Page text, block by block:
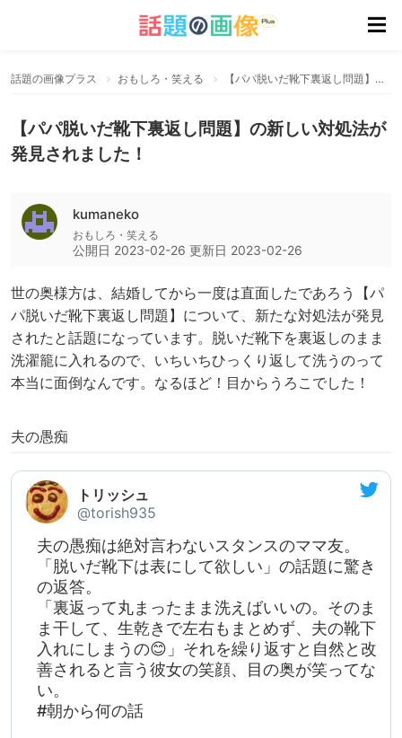
話題の画像プラス おもしろ・笑える 【パパ脱いだ靴下裏返し問題】の新しい対処法が発見されました！
【パパ脱いだ靴下裏返し問題】の新しい対処法が
発見されました！
kumaneko
おもしろ・笑える
公開日 2023-02-26 更新日 2023-02-26
世の奥様方は、結婚してから一度は直面したであろう【パ
パ脱いだ靴下裏返し問題】について、新たな対処法が発見
されたと話題になっています。脱いだ靴下を裏返しのまま
洗濯籠に入れるので、いちいちひっくり返して洗うのって
本当に面倒なんです。なるほど！目からうろこでした！
夫の愚痴
トリッシュ
@torish935
夫の愚痴は絶対言わないスタンスのママ友。
「脱いだ靴下は表にして欲しい」の話題に驚き
の返答。
「裏返って丸まったまま洗えばいいの。そのま
ま干して、生乾きで左右もまとめず、夫の靴下
入れにしまうの😊」それを繰り返すと自然と改
善されると言う彼女の笑顔、目の奥が笑ってな
い。
#朝から何の話